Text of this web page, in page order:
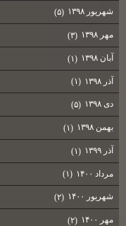
شهریور ۱۳۹۸ (۵)
مهر ۱۳۹۸ (۳)
آبان ۱۳۹۸ (۱)
آذر ۱۳۹۸ (۱)
دی ۱۳۹۸ (۵)
بهمن ۱۳۹۸ (۱)
آذر ۱۳۹۹ (۱)
مرداد ۱۴۰۰ (۱)
شهریور ۱۴۰۰ (۲)
مهر ۱۴۰۰ (۲)